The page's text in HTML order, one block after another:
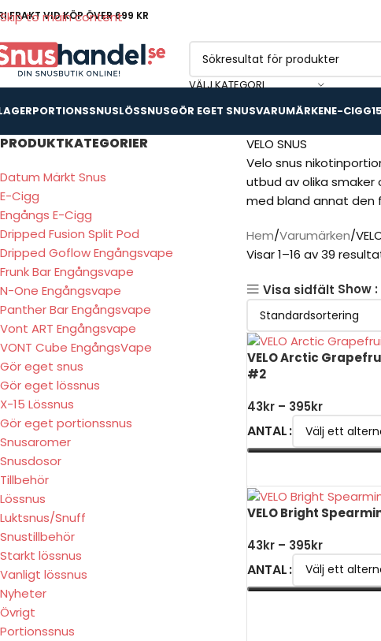
Skip to main content
FRAKT VID KÖP ÖVER 699 KR
VÄLJ KATEGORI
PORTIONSSNUSLÖSSNUSGÖR EGET SNUSVARUMÄRKENE-CIGG
PRODUKTKATEGORIER
Datum Märkt Snus
E-Cigg
Engångs E-Cigg
Dripped Fusion Split Pod
Dripped Goflow Engångsvape
Frunk Bar Engångsvape
N-One Engångsvape
Panther Bar Engångsvape
Vont ART Engångsvape
VONT Cube EngångsVape
Gör eget snus
Gör eget lössnus
X-15 Lössnus
Gör eget portionssnus
Snusaromer
Snusdosor
Tillbehör
Lössnus
Luktsnus/Snuff
Snustillbehör
Starkt lössnus
Vanligt lössnus
Nyheter
Övrigt
Portionssnus
VELO SNUS
Velo snus
utbud av olika smaker
med bland annat den
Hem Varumärken
Visar 1–16 av 39
Visa sidfält Show
VELO Arctic
#2
43kr – 395kr
ANTAL
VELO Bright
43kr – 395kr
ANTAL